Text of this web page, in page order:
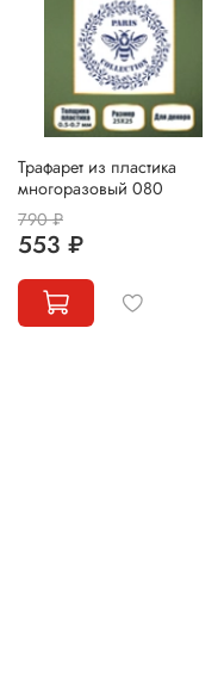
Трафарет из пластика
многоразовый 080
790 ₽
553 ₽